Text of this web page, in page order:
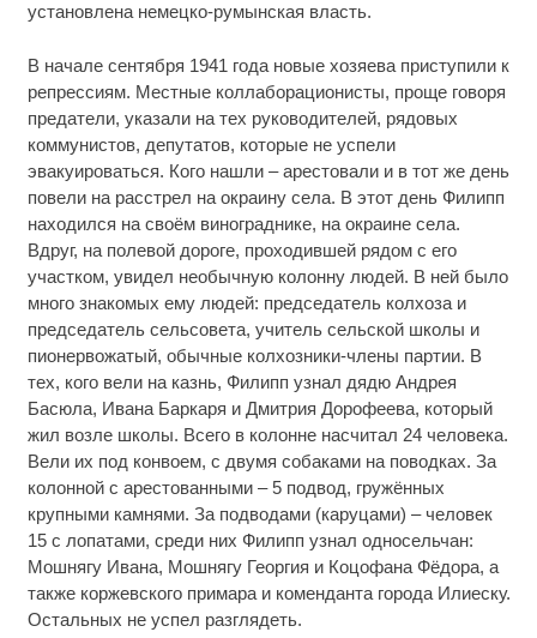
установлена немецко-румынская власть.
В начале сентября 1941 года новые хозяева приступили к
репрессиям. Местные коллаборационисты, проще говоря
предатели, указали на тех руководителей, рядовых
коммунистов, депутатов, которые не успели
эвакуироваться. Кого нашли – арестовали и в тот же день
повели на расстрел на окраину села. В этот день Филипп
находился на своём винограднике, на окраине села.
Вдруг, на полевой дороге, проходившей рядом с его
участком, увидел необычную колонну людей. В ней было
много знакомых ему людей: председатель колхоза и
председатель сельсовета, учитель сельской школы и
пионервожатый, обычные колхозники-члены партии. В
тех, кого вели на казнь, Филипп узнал дядю Андрея
Басюла, Ивана Баркаря и Дмитрия Дорофеева, который
жил возле школы. Всего в колонне насчитал 24 человека.
Вели их под конвоем, с двумя собаками на поводках. За
колонной с арестованными – 5 подвод, гружённых
крупными камнями. За подводами (каруцами) – человек
15 с лопатами, среди них Филипп узнал односельчан:
Мошнягу Ивана, Мошнягу Георгия и Коцофана Фёдора, а
также коржевского примара и коменданта города Илиеску.
Остальных не успел разглядеть.